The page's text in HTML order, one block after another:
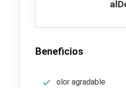
Beneficios
olor agradable